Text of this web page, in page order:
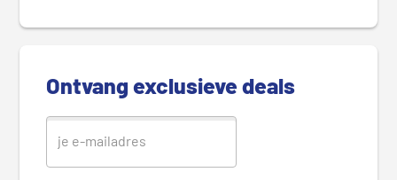
d
Ontvang exclusieve deals